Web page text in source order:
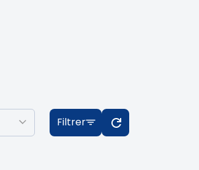
Filtrer